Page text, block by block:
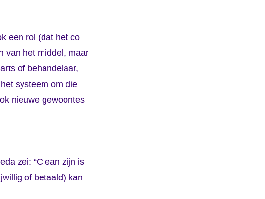
een rol (dat het co
van het middel, maar
of behandelaar,
systeem om die
nieuwe gewoontes
zei: “Clean zijn is
of betaald) kan